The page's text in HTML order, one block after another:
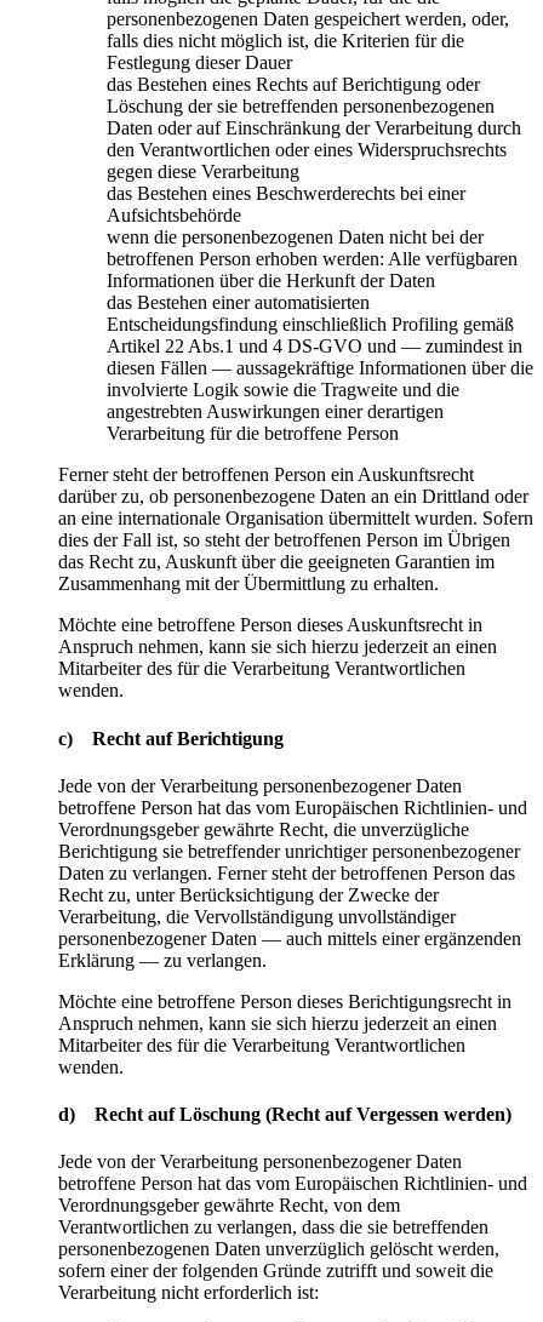
personenbezogenen Daten gespeichert werden, oder,
falls dies nicht möglich ist, die Kriterien für die
Festlegung dieser Dauer
das Bestehen eines Rechts auf Berichtigung oder
Löschung der sie betreffenden personenbezogenen
Daten oder auf Einschränkung der Verarbeitung durch
den Verantwortlichen oder eines Widerspruchsrechts
gegen diese Verarbeitung
das Bestehen eines Beschwerderechts bei einer
Aufsichtsbehörde
wenn die personenbezogenen Daten nicht bei der
betroffenen Person erhoben werden: Alle verfügbaren
Informationen über die Herkunft der Daten
das Bestehen einer automatisierten
Entscheidungsfindung einschließlich Profiling gemäß
Artikel 22 Abs.1 und 4 DS-GVO und — zumindest in
diesen Fällen — aussagekräftige Informationen über die
involvierte Logik sowie die Tragweite und die
angestrebten Auswirkungen einer derartigen
Verarbeitung für die betroffene Person
Ferner steht der betroffenen Person ein Auskunftsrecht
darüber zu, ob personenbezogene Daten an ein Drittland oder
an eine internationale Organisation übermittelt wurden. Sofern
dies der Fall ist, so steht der betroffenen Person im Übrigen
das Recht zu, Auskunft über die geeigneten Garantien im
Zusammenhang mit der Übermittlung zu erhalten.
Möchte eine betroffene Person dieses Auskunftsrecht in
Anspruch nehmen, kann sie sich hierzu jederzeit an einen
Mitarbeiter des für die Verarbeitung Verantwortlichen
wenden.
c) Recht auf Berichtigung
Jede von der Verarbeitung personenbezogener Daten
betroffene Person hat das vom Europäischen Richtlinien- und
Verordnungsgeber gewährte Recht, die unverzügliche
Berichtigung sie betreffender unrichtiger personenbezogener
Daten zu verlangen. Ferner steht der betroffenen Person das
Recht zu, unter Berücksichtigung der Zwecke der
Verarbeitung, die Vervollständigung unvollständiger
personenbezogener Daten — auch mittels einer ergänzenden
Erklärung — zu verlangen.
Möchte eine betroffene Person dieses Berichtigungsrecht in
Anspruch nehmen, kann sie sich hierzu jederzeit an einen
Mitarbeiter des für die Verarbeitung Verantwortlichen
wenden.
d) Recht auf Löschung (Recht auf Vergessen werden)
Jede von der Verarbeitung personenbezogener Daten
betroffene Person hat das vom Europäischen Richtlinien- und
Verordnungsgeber gewährte Recht, von dem
Verantwortlichen zu verlangen, dass die sie betreffenden
personenbezogenen Daten unverzüglich gelöscht werden,
sofern einer der folgenden Gründe zutrifft und soweit die
Verarbeitung nicht erforderlich ist: